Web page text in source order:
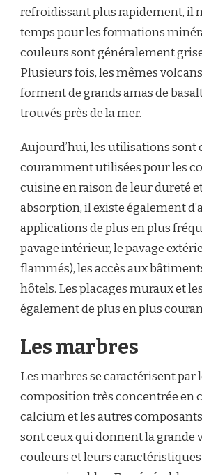
refroidissant plus rapidement, il
temps pour les formations
couleurs sont généralement
Plusieurs fois, les mêmes
forment de grands amas de
trouvés près de la mer.
Aujourd’hui, les utilisations sont
couramment utilisées pour les
cuisine en raison de leur dureté
absorption, il existe également
applications de plus en plus
pavage intérieur, le pavage
flammés), les accès aux
hôtels. Les placages muraux et
également de plus en plus
Les marbres
Les marbres se caractérisent par
composition très concentrée en
calcium et les autres
sont ceux qui donnent la grande
couleurs et leurs